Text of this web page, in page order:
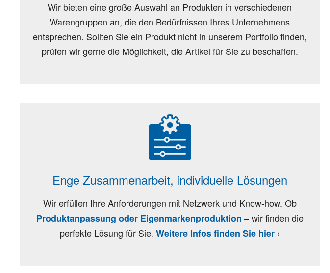
Wir bieten eine große Auswahl an Produkten in verschiedenen
Warengruppen an, die den Bedürfnissen Ihres Unternehmens
entsprechen. Sollten Sie ein Produkt nicht in unserem Portfolio finden,
prüfen wir gerne die Möglichkeit, die Artikel für Sie zu beschaffen.
Enge Zusammenarbeit, individuelle Lösungen
Wir erfüllen Ihre Anforderungen mit Netzwerk und Know-how. Ob
Produktanpassung oder Eigenmarkenproduktion – wir finden die
perfekte Lösung für Sie. Weitere Infos finden Sie hier ›